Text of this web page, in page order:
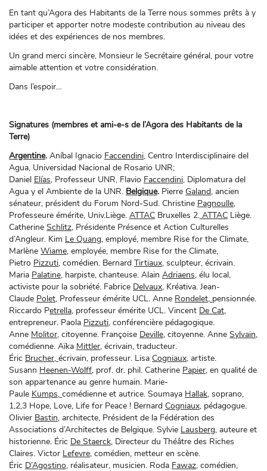
En tant qu’Agora des Habitants de la Terre nous sommes prêts à y
participer et apporter notre modeste contribution au niveau des
idées et des expériences de nos membres.
Un grand merci sincère, Monsieur le Secrétaire général, pour votre
aimable attention et votre considération.
Dans l’espoir…
Signatures (membres et ami-e-s de l’Agora des Habitants de la
Terre)
Argentine. Aníbal Ignacio Faccendini, Centro Interdisciplinaire del
Agua, Universidad Nacional de Rosario UNR;
Daniel Elías, Professeur UNR, Flavio Faccendini, Diplomatura del
Agua y el Ambiente de la UNR. Belgique. Pierre Galand, ancien
sénateur, président du Forum Nord-Sud. Christine Pagnoulle,
Professeure émérite, Univ.Liège. ATTAC Bruxelles 2. ATTAC Liège.
Catherine Schlitz, Présidente Présence et Action Culturelles
d’Angleur. Kim Le Quang, employé, membre Rise for the Climate,
Marlène Wiame, employée, membre Rise for the Climate,
Pietro Pizzuti, comédien. Bernard Tirtiaux, sculpteur, écrivain.
Maria Palatine, harpiste, chanteuse. Alain Adriaens, élu local,
activiste pour la sobriété. Fabrice Delvaux, Kréativa. Jean-
Claude Polet, Professeur émérite UCL. Anne Rondelet, pensionnée.
Riccardo Petrella, professeur émérite UCL. Vincent De Cat,
entrepreneur. Paola Pizzuti, conférencière pédagogique.
Anne Molitor, citoyenne. Françoise Deville, citoyenne. Anne Sylvain,
comédienne. Aïka Mittler, écrivain, traducteur.
Éric Brucher, écrivain, professeur. Lisa Cogniaux, artiste.
Susann Heenen-Wolff, prof. dr. phil. Catherine Papier, en qualité de
son appartenance au genre humain. Marie-
Paule Kumps, comédienne et autrice. Soumaya Hallak, soprano,
1,2,3 Hope, Love, Life for Peace ! Bernard Cogniaux, pédagogue.
Olivier Bastin, architecte, Président de la Fédération des
Associations d’Architectes de Belgique. Sylvie Lausberg, auteure et
historienne. Éric De Staerck, Directeur du Théâtre des Riches
Claires. Victor Lefevre, comédien, metteur en scène.
Éric D’Agostino, réalisateur, musicien. Roda Fawaz, comédien,